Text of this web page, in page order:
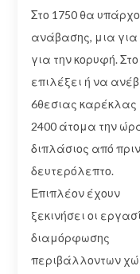
Στο 1750 θα
ανάβασης, μια για
για την κορυφή.
επιλέξει ή να
6θεσιας καρέκλας
2400 άτομα την
διπλάσιος από
δευτερόλεπτο.
Επιπλέον έχουν
ξεκινήσει οι
διαμόρφωσης
περιβάλλοντων